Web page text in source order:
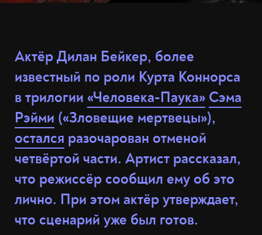
Актёр Дилан Бейкер, более
известный по роли Курта Коннорса
в трилогии «Человека-Паука» Сэма
Рэйми («Зловещие мертвецы»),
остался разочарован отменой
четвёртой части. Артист рассказал,
что режиссёр сообщил ему об это
лично. При этом актёр утверждает,
что сценарий уже был готов.